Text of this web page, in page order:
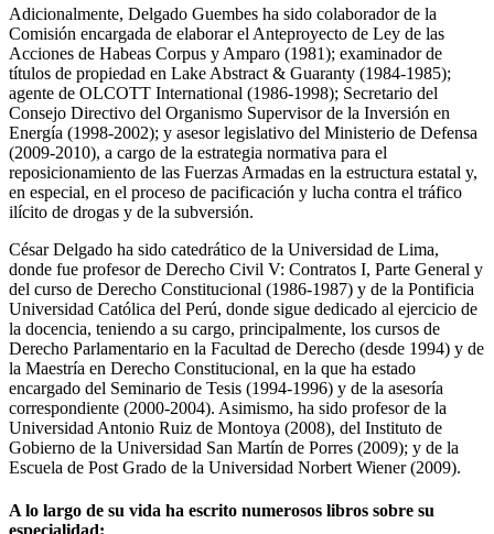
Adicionalmente, Delgado Guembes ha sido colaborador de la
Comisión encargada de elaborar el Anteproyecto de Ley de las
Acciones de Habeas Corpus y Amparo (1981); examinador de
títulos de propiedad en Lake Abstract & Guaranty (1984-1985);
agente de OLCOTT International (1986-1998); Secretario del
Consejo Directivo del Organismo Supervisor de la Inversión en
Energía (1998-2002); y asesor legislativo del Ministerio de Defensa
(2009-2010), a cargo de la estrategia normativa para el
reposicionamiento de las Fuerzas Armadas en la estructura estatal y,
en especial, en el proceso de pacificación y lucha contra el tráfico
ilícito de drogas y de la subversión.
César Delgado ha sido catedrático de la Universidad de Lima,
donde fue profesor de Derecho Civil V: Contratos I, Parte General y
del curso de Derecho Constitucional (1986-1987) y de la Pontificia
Universidad Católica del Perú, donde sigue dedicado al ejercicio de
la docencia, teniendo a su cargo, principalmente, los cursos de
Derecho Parlamentario en la Facultad de Derecho (desde 1994) y de
la Maestría en Derecho Constitucional, en la que ha estado
encargado del Seminario de Tesis (1994-1996) y de la asesoría
correspondiente (2000-2004). Asimismo, ha sido profesor de la
Universidad Antonio Ruiz de Montoya (2008), del Instituto de
Gobierno de la Universidad San Martín de Porres (2009); y de la
Escuela de Post Grado de la Universidad Norbert Wiener (2009).
A lo largo de su vida ha escrito numerosos libros sobre su
especialidad: